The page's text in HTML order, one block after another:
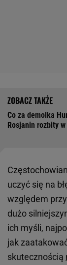
Co za demolka
Rosjanin rozbity
uczyć się na
względem
dużo
ich myśli,
jak
skutecznością